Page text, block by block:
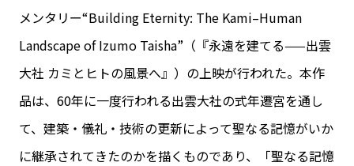
メンタリー“Building Eternity: The Kami–Human
Landscape of Izumo Taisha”（『永遠を建てる——出雲
大社 カミとヒトの風景へ』）の上映が行われた。本作
品は、60年に一度行われる出雲大社の式年遷宮を通し
て、建築・儀礼・技術の更新によって聖なる記憶がいか
に継承されてきたのかを描くものであり、「聖なる記憶